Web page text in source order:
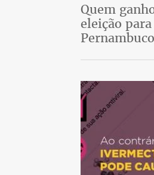
Quem
eleição
Pernambuco